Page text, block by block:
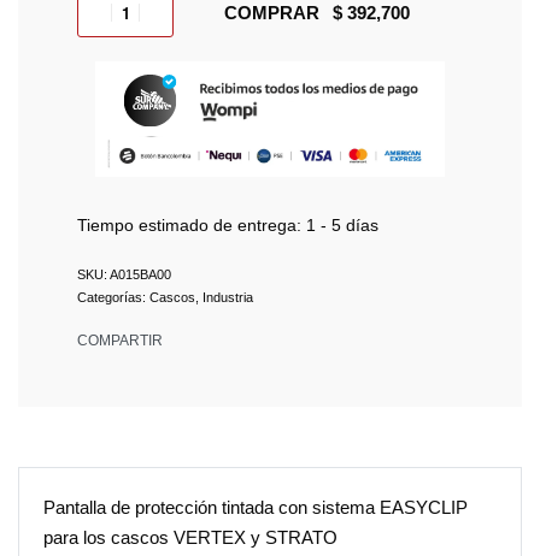
COMPRAR
Tiempo estimado de entrega: 1 - 5 días
A015BA00
Categorías: Cascos Industria
COMPARTIR
Pantalla de protección tintada con sistema EASYCLIP
para los cascos VERTEX y STRATO